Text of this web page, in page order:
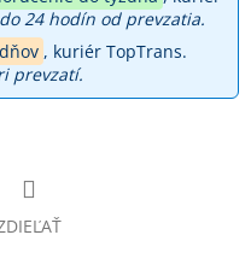
24 hodín od prevzatia.
, kuriér TopTrans.
prevzatí.